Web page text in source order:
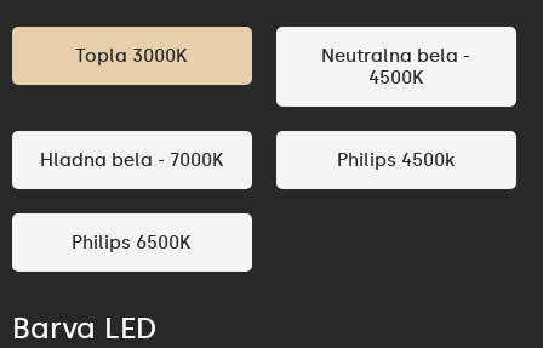
Barva LED
Topla 3000K
Neutralna bela -
4500K
Hladna bela - 7000K Philips 4500k
Philips 6500K